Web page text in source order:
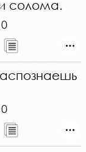
солома.
0
0